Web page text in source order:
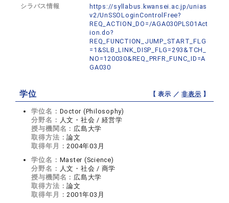
シラバス情報
https://syllabus.kwansei.ac.jp/unias
v2/UnSSOLoginControlFree?
REQ_ACTION_DO=/AGA030PLS01Act
ion.do?
REQ_FUNCTION_JUMP_START_FLG
=1&SLB_LINK_DISP_FLG=293&TCH_
NO=120030&REQ_PRFR_FUNC_ID=A
GA030
学位 【 表示 ／非表示 】
学位名： Doctor (Philosophy)
分野名： 人文・社会 / 経営学
授与機関名： 広島大学
取得方法：論文
取得年月：2004年03月
学位名： Master (Science)
分野名： 人文・社会 / 商学
授与機関名： 広島大学
取得方法：論文
取得年月：2001年03月